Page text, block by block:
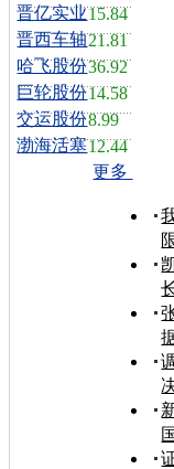
晋亿实业15.84
晋西车轴21.81
哈飞股份36.92
巨轮股份14.58
交运股份8.99
渤海活塞12.44
更多